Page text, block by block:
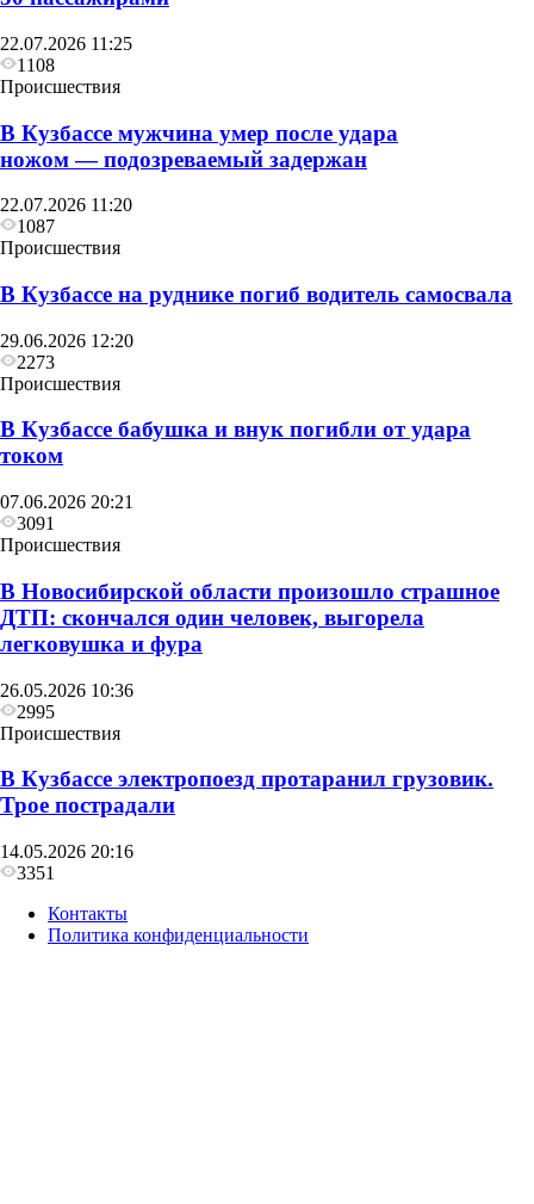
22.07.2026 11:25
1108
Происшествия
В Кузбассе мужчина умер после удара
ножом — подозреваемый задержан
22.07.2026 11:20
1087
Происшествия
В Кузбассе на руднике погиб водитель самосвала
29.06.2026 12:20
2273
Происшествия
В Кузбассе бабушка и внук погибли от удара
током
07.06.2026 20:21
3091
Происшествия
В Новосибирской области произошло страшное
ДТП: скончался один человек, выгорела
легковушка и фура
26.05.2026 10:36
2995
Происшествия
В Кузбассе электропоезд протаранил грузовик.
Трое пострадали
14.05.2026 20:16
3351
Контакты
Политика конфиденциальности